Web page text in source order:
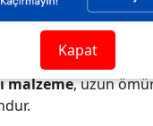
tasarım, konforlu
malzeme, uzun
Kapat